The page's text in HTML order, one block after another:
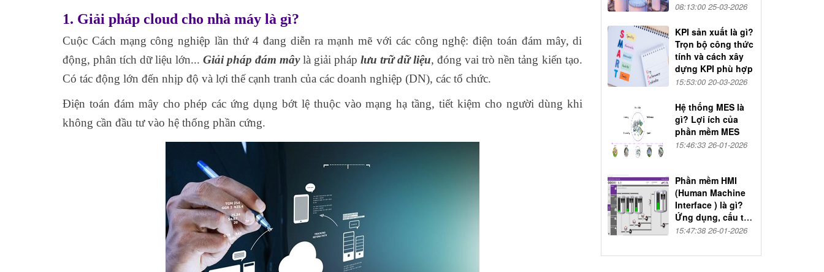
1. Giải pháp cloud cho nhà máy là gì?
Cuộc Cách mạng công nghiệp lần thứ 4 đang diễn ra mạnh mẽ với các công nghệ: điện toán đám mây, di
động, phân tích dữ liệu lớn...Giải pháp đám mâylà giải pháplưu trữ dữ liệu, đóng vai trò nền tảng kiến tạo.
Có tác động lớn đến nhịp độ và lợi thế cạnh tranh của các doanh nghiệp (DN), các tổ chức.
Điện toán đám mây cho phép các ứng dụng bớt lệ thuộc vào mạng hạ tầng, tiết kiệm cho người dùng khi
không cần đầu tư vào hệ thống phần cứng.
08:13:00 25-03-2026
KPI sản xuất là gì?
Trọn bộ công thức
tính và cách xây
dựng KPI phù hợp
15:53:00 20-03-2026
Hệ thống MES là
gì? Lợi ích của
phần mềm MES
15:46:33 26-01-2026
Phần mềm HMI
(Human Machine
Interface ) là gì?
Ứng dụng, cấu tạo
và nguyên lý hoạt
15:47:38 26-01-2026